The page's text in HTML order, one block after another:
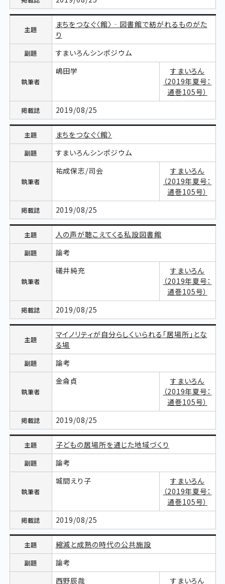
まちをつなぐ〈館〉‐図書館で紡がれるものがた
り
すまいろんシンポジウム
嶋田学
すまいろん
（2019年夏号：
通巻105号）
2019/08/25
まちをつなぐ〈館〉
すまいろんシンポジウム
祐成保志/司会
すまいろん
（2019年夏号：
通巻105号）
2019/08/25
人の声が聴こえてくる私設図書館
論考
礒井純充
すまいろん
（2019年夏号：
通巻105号）
2019/08/25
マイノリティが自分らしくいられる「居場所」とな
る場
論考
金侖貞
すまいろん
（2019年夏号：
通巻105号）
2019/08/25
子どもの居場所を通じた地域づくり
論考
城間えり子
すまいろん
（2019年夏号：
通巻105号）
2019/08/25
縮減と成熟の時代の公共施設
論考
西野辰哉
すまいろん